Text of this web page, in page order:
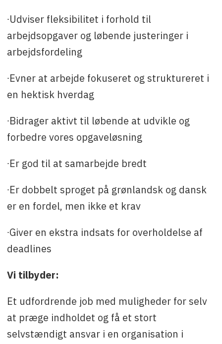
∙Udviser fleksibilitet i forhold til
arbejdsopgaver og løbende justeringer i
arbejdsfordeling
∙Evner at arbejde fokuseret og struktureret i
en hektisk hverdag
∙Bidrager aktivt til løbende at udvikle og
forbedre vores opgaveløsning
∙Er god til at samarbejde bredt
∙Er dobbelt sproget på grønlandsk og dansk
er en fordel, men ikke et krav
∙Giver en ekstra indsats for overholdelse af
deadlines
Vi tilbyder:
Et udfordrende job med muligheder for selv
at præge indholdet og få et stort
selvstændigt ansvar i en organisation i